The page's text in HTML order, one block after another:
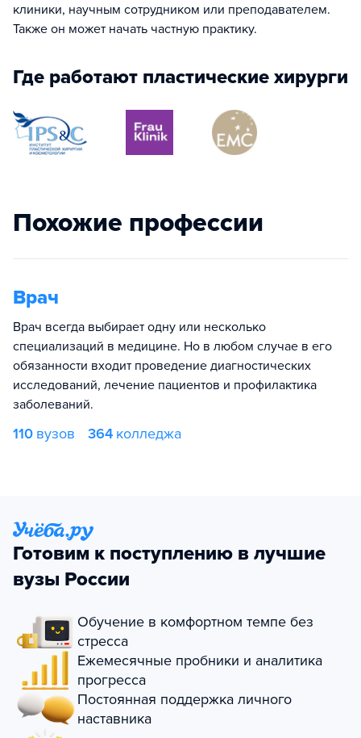
клиники, научным сотрудником или преподавателем.
Также он может начать частную практику.
Где работают пластические хирурги
Похожие профессии
Врач
Врач всегда выбирает одну или несколько
специализаций в медицине. Но в любом случае в его
обязанности входит проведение диагностических
исследований, лечение пациентов и профилактика
заболеваний.
110 вузов 364 колледжа
Готовим к поступлению в лучшие
вузы России
Обучение в комфортном темпе без
стресса
Ежемесячные пробники и аналитика
прогресса
Постоянная поддержка личного
наставника